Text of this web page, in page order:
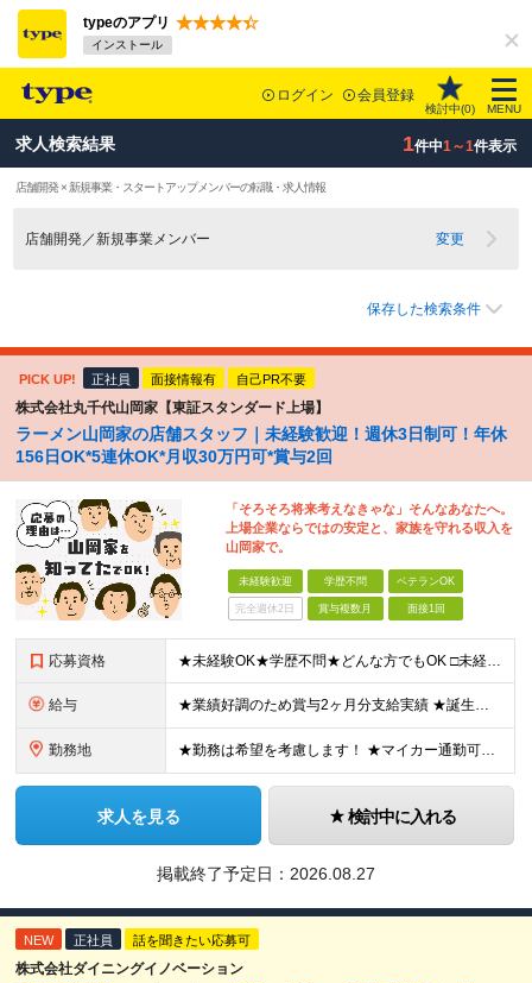
typeのアプリ
インストール
ログイン 会員登録
検討中(0) MENU
求人検索結果 1件中1～1件表示
店舗開発 × 新規事業・スタートアップメンバーの転職・求人情報
店舗開発／新規事業メンバー 変更
保存した検索条件
PICK UP! 正社員 面接情報有 自己PR不要
株式会社丸千代山岡家【東証スタンダード上場】
ラーメン山岡家の店舗スタッフ｜未経験歓迎！週休3日制可！年休
156日OK*5連休OK*月収30万円可*賞与2回
「そろそろ将来考えなきゃな」そんなあなたへ。
上場企業ならではの安定と、家族を守れる収入を
山岡家で。
未経験歓迎 学歴不問 ベテランOK
完全週休2日 賞与複数月 面接1回
応募資格 ★未経験OK★学歴不問★どんな方でもOK □未経験・第二新卒・フリーター □ブランクがある方 □転職回数が気になる方 □飲食業界にチャレンジしたい方 「やってみたい」という気持ちがあれば、皆さん大
給与 ★業績好調のため賞与2ヶ月分支給実績 ★誕生日手当など手当充実 ★年2回昇給チャンス有＆入社1年で店長昇格可 ★残業代全額支給（1分単位で支給） 【週休3日制の場合】 月給25万8,960円以上（固
勤務地 ★勤務は希望を考慮します！ ★マイカー通勤可（駐車場完備） ★全国の各店舗で募集中！続々出店予定！ ～国内300店舗、47都道府県への展開を目標に出店中！～ ▼積極採用地域▼ ・中部（富山、石川、
求人を見る 検討中に入れる
掲載終了予定日： 2026.08.27
NEW 正社員 話を聞きたい応募可
株式会社ダイニングイノベーション